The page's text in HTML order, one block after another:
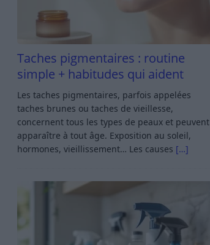
Taches pigmentaires : routine
simple + habitudes qui aident
Les taches pigmentaires, parfois appelées
taches brunes ou taches de vieillesse,
concernent tous les types de peaux et peuvent
apparaître à tout âge. Exposition au soleil,
hormones, vieillissement… Les causes […]